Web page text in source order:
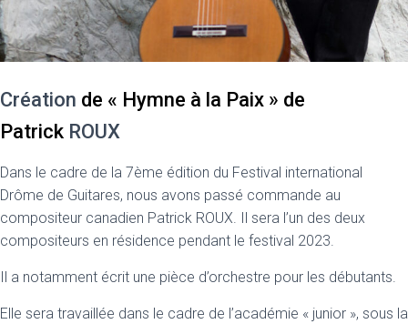
Création de « Hymne à la Paix » de
Patrick ROUX
Dans le cadre de la 7ème édition du Festival international
Drôme de Guitares, nous avons passé commande au
compositeur canadien Patrick ROUX. Il sera l’un des deux
compositeurs en résidence pendant le festival 2023.
Il a notamment écrit une pièce d’orchestre pour les débutants.
Elle sera travaillée dans le cadre de l’académie « junior », sous la